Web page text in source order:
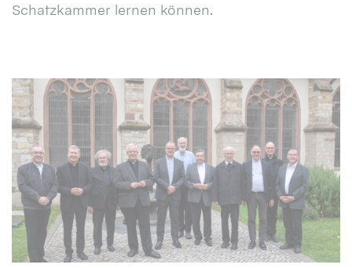
Schatzkammer lernen können.